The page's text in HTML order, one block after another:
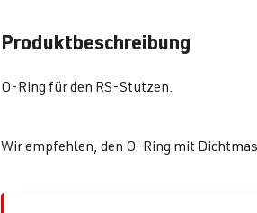
Produktbeschreibung
O-Ring für den RS-Stutzen.
Wir empfehlen, den O-Ring mit